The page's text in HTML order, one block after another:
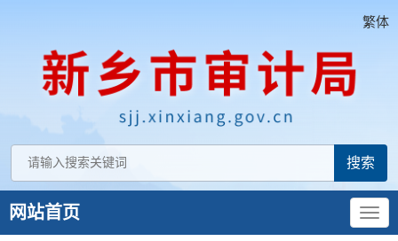
繁体
网站首页